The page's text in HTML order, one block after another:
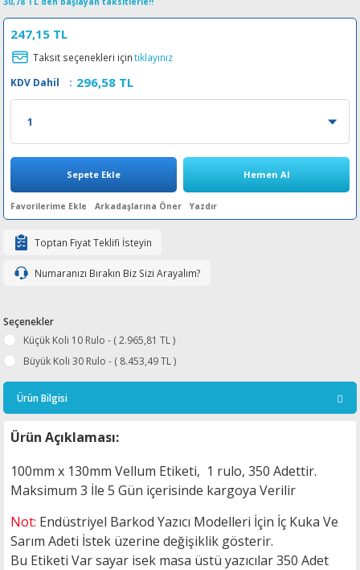
Ribon
CP
Pro
247,15 TL
Taksit seçenekleri içintıklayınız
KDV Dahil
: 296,58 TL
Sepete Ekle Hemen Al
Arkadaşlarına Öner Yazdır
Toptan Fiyat Teklifi İsteyin
Numaranızı Bırakın Biz Sizi Arayalım?
Seçenekler
Küçük Koli 10 Rulo - ( 2.965,81 TL )
Büyük Koli 30 Rulo - ( 8.453,49 TL )
Ürün Bilgisi
Ürün Açıklaması:
100mm x 130mm Vellum Etiketi, 1 rulo, 350 Adettir.
Maksimum 3 İle 5 Gün içerisinde kargoya Verilir
Not: Endüstriyel Barkod Yazıcı Modelleri İçin İç Kuka Ve
Sarım Adeti İstek üzerine değişiklik gösterir.
Bu Etiketi Var sayar isek masa üstü yazıcılar 350 Adet